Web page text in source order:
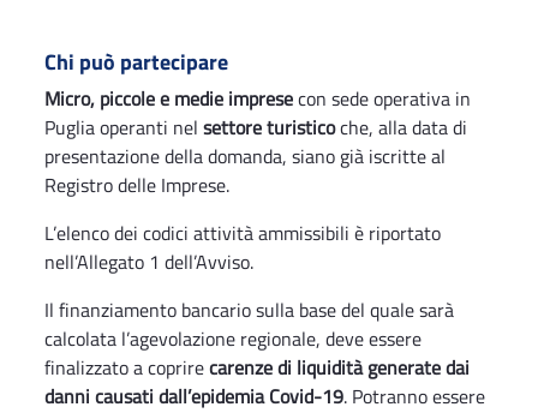
Chi può partecipare
Micro, piccole e medie impresecon sede operativa in
Puglia operanti nel settore turisticoche, alla data di
presentazione della domanda, siano già iscritte al
Registro delle Imprese.
L’elenco dei codici attività ammissibili è riportato
nell’Allegato 1 dell’Avviso.
Il finanziamento bancario sulla base del quale sarà
calcolata l’agevolazione regionale, deve essere
finalizzato a coprirecarenze di liquidità generate dai
danni causati dall’epidemia Covid-19. Potranno essere